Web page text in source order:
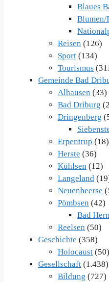
Blaues
Blumen/
Reisen (126)
Sport (134)
Tourismus
Gemeinde Bad
Alhausen (33)
Bad Driburg
Dringenberg
Erpentrup (18)
Herste (36)
Kühlsen (12)
Langeland
Neuenheerse
Pömbsen (42)
Bad
Reelsen (50)
Geschichte (358)
Holocaust (50)
Gesellschaft (1.438)
Bildung (727)